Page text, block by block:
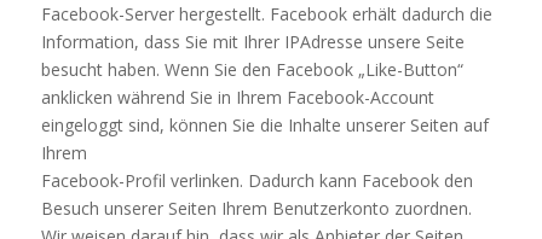
Facebook-Server hergestellt. Facebook erhält dadurch die
Information, dass Sie mit Ihrer IPAdresse unsere Seite
besucht haben. Wenn Sie den Facebook „Like-Button“
anklicken während Sie in Ihrem Facebook-Account
eingeloggt sind, können Sie die Inhalte unserer Seiten auf
Ihrem
Facebook-Profil verlinken. Dadurch kann Facebook den
Besuch unserer Seiten Ihrem Benutzerkonto zuordnen.